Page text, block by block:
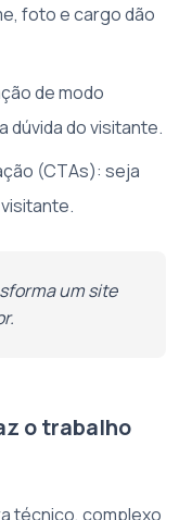
foto e cargo dão
de modo
dúvida do visitante.
(CTAs): seja
um site
o trabalho
técnico, complexo